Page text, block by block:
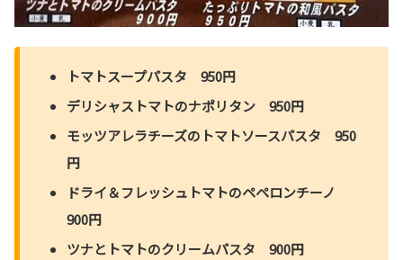
トマトスープパスタ 950円
デリシャストマトのナポリタン 950円
モッツアレラチーズのトマトソースパスタ 950
円
ドライ＆フレッシュトマトのペペロンチーノ
900円
ツナとトマトのクリームパスタ 900円